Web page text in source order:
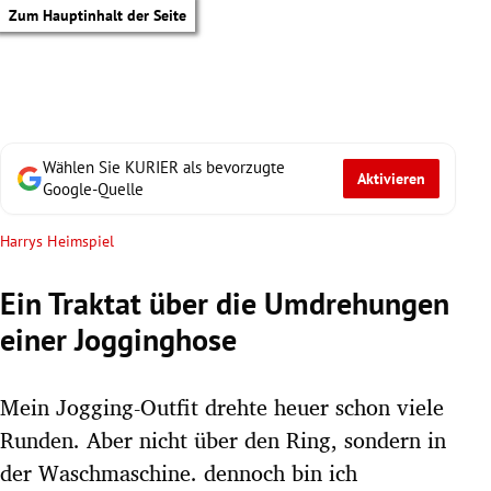
Zum Hauptinhalt der Seite
Untermenü
Wählen Sie KURIER als bevorzugte
Google-Quelle
Aktivieren
Harrys Heimspiel
Ein Traktat über die Umdrehungen
einer Jogginghose
Mein Jogging-Outfit drehte heuer schon viele
Runden. Aber nicht über den Ring, sondern in
der Waschmaschine. dennoch bin ich